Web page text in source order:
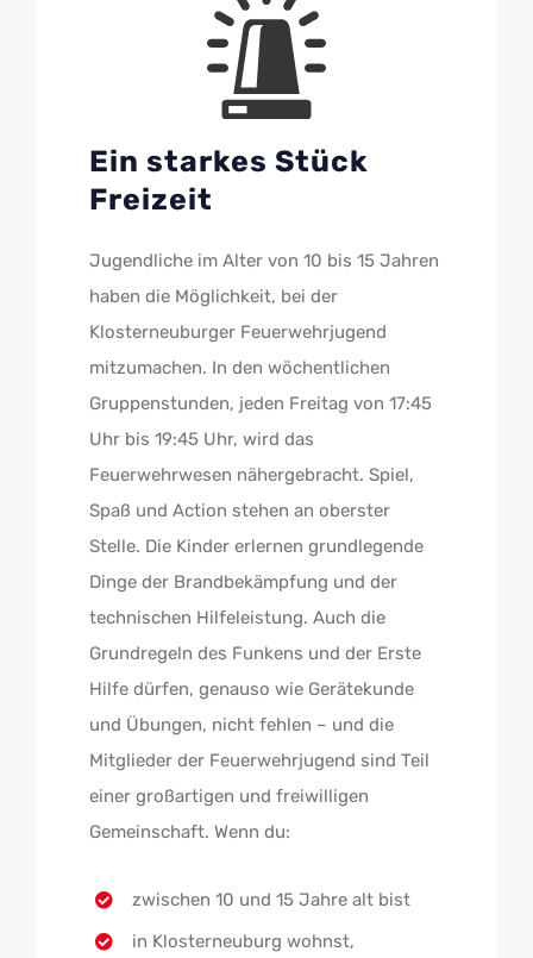
Ein starkes Stück
Freizeit
Jugendliche im Alter von 10 bis 15 Jahren
haben die Möglichkeit, bei der
Klosterneuburger Feuerwehrjugend
mitzumachen. In den wöchentlichen
Gruppenstunden, jeden Freitag von 17:45
Uhr bis 19:45 Uhr, wird das
Feuerwehrwesen nähergebracht. Spiel,
Spaß und Action stehen an oberster
Stelle. Die Kinder erlernen grundlegende
Dinge der Brandbekämpfung und der
technischen Hilfeleistung. Auch die
Grundregeln des Funkens und der Erste
Hilfe dürfen, genauso wie Gerätekunde
und Übungen, nicht fehlen – und die
Mitglieder der Feuerwehrjugend sind Teil
einer großartigen und freiwilligen
Gemeinschaft. Wenn du:
zwischen 10 und 15 Jahre alt bist
in Klosterneuburg wohnst,